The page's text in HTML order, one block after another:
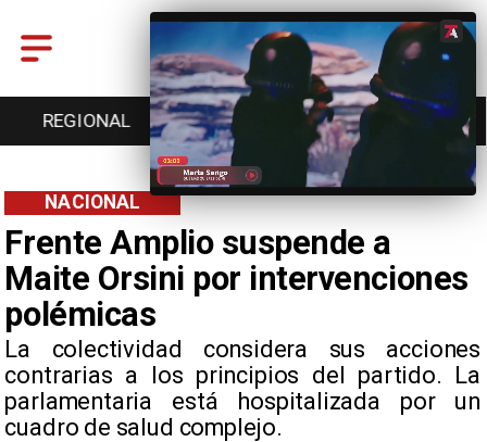
ENTRETENCIÓN DEPORTES
Frente Amplio suspende a
Maite Orsini por intervenciones
polémicas
La colectividad considera sus acciones
contrarias a los principios del partido. La
parlamentaria está hospitalizada por un
cuadro de salud complejo.
NACIONAL